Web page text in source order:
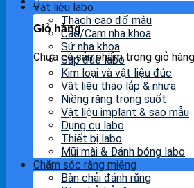
Giỏ hàng
Chưa có sản phẩm trong giỏ
Vật liệu labo
Thạch cao đổ mẫu
Cad/Cam nha khoa
Sứ nha khoa
Sáp đúc labo
Kim loại và vật liệu đúc
Vật liệu tháo lắp & nhựa
Niềng răng trong suốt
Vật liệu implant & sao mẫu
Dụng cụ labo
Thiết bị labo
Mũi mài & Đánh bóng labo
Chăm sóc răng miệng
Bàn chải đánh răng